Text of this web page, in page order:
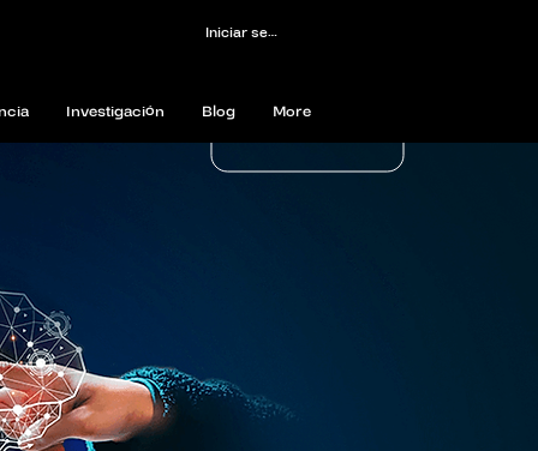
Iniciar sesión
Investigación Blog More